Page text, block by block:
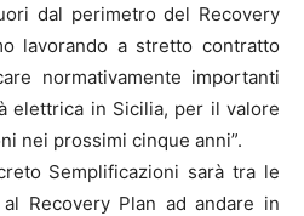
dal perimetro del Recovery
lavorando a stretto contratto
normativamente importanti
elettrica in Sicilia, per il valore
nei prossimi cinque anni”.
Semplificazioni sarà tra le
Recovery Plan ad andare in